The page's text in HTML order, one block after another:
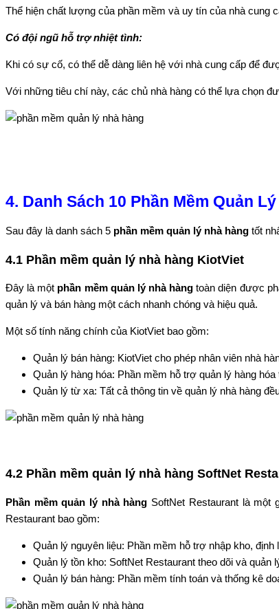
Thể hiện chất lượng của phần mềm và uy tín của nhà cung
Có đội ngũ hỗ trợ nhiệt tình:
Khi có sự cố, có thể dễ dàng liên hệ với nhà cung cấp để
Với những tiêu chí này, các chủ nhà hàng có thể lựa chọn
4. Danh Sách 10 Phần Mềm Quản
Sau đây là danh sách 5 phần mềm quản lý nhà hàng tốt
4.1 Phần mềm quản lý nhà hàng KiotViet
Đây là một phần mềm quản lý nhà hàng toàn diện được
quản lý và bán hàng một cách nhanh chóng và hiệu quả.
Một số tính năng chính của KiotViet bao gồm:
Quản lý bán hàng: KiotViet cho phép nhân viên nhà
Quản lý hàng hóa: Phần mềm hỗ trợ quản lý hàng
Quản lý từ xa: Tất cả thông tin về quản lý nhà hàng
4.2 Phần mềm quản lý nhà hàng SoftNet
Phần mềm quản lý nhà hàng SoftNet Restaurant là một
Restaurant bao gồm:
Quản lý nguyên liệu: Phần mềm hỗ trợ nhập kho,
Quản lý tồn kho: SoftNet Restaurant theo dõi và
Quản lý bán hàng: Phần mềm tính toán và thống kê